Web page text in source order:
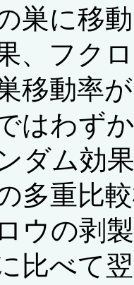
巣に移
、フク
移動率
はわず
ダム効
多重比
ウの剥
比べて